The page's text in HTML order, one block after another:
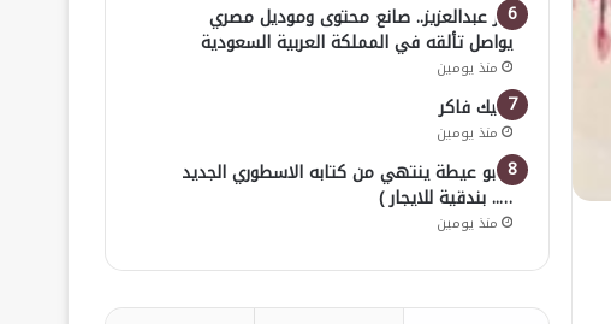
بدر عبدالعزيز.. صانع محتوى وموديل مصري
يواصل تألقه في المملكة العربية السعودية
منذ يومين
خليك فاكر
منذ يومين
( أبو عيطة ينتهي من كتابه الاسطوري الجديد
….. بندقية للايجار )
منذ يومين